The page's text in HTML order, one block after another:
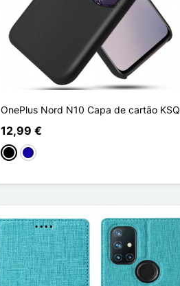
OnePlus Nord N10 Capa de cartão KSQ
12,99 €
PretoAzul Escuro